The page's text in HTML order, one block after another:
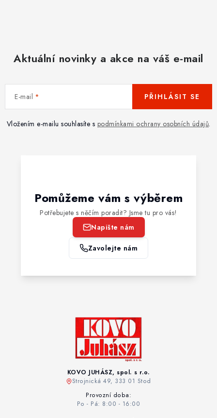
Aktuální novinky a akce na váš e-mail
E-mail
Vložením e-mailu souhlasíte s podmínkami ochrany osobních údajů.
PŘIHLÁSIT SE
Pomůžeme vám s výběrem
Potřebujete s něčím poradit? Jsme tu pro vás!
Napište nám
Zavolejte nám
KOVO JUHÁSZ, spol. s r.o.
Strojnická 49, 333 01 Stod
Provozní doba:
Po - Pá: 8:00 - 16:00